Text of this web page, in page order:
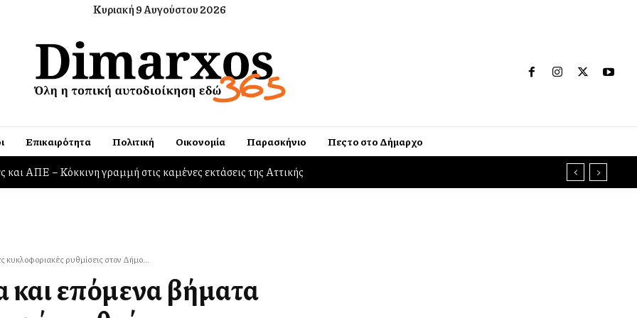
Κυριακή 9 Αυγούστου 2026
Επικαιρότητα Πολιτική Οικονομία Παρασκήνιο Πες το στο Δήμαρχο
και Rafale
ρυθμίσεις στον Δήμο...
επόμενα βήματα